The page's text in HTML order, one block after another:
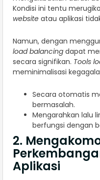
Kondisi ini tentu
website atau aplikasi
Namun, dengan
load balancing dapat
secara signifikan. Tools
meminimalisasi
Secara otomatis
bermasalah.
Mengarahkan lalu
berfungsi dengan
2.
Aplikasi